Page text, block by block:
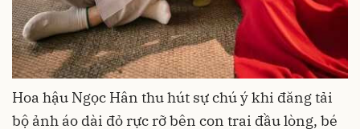
Hoa hậu Ngọc Hân thu hút sự chú ý khi đăng tải
bộ ảnh áo dài đỏ rực rỡ bên con trai đầu lòng, bé